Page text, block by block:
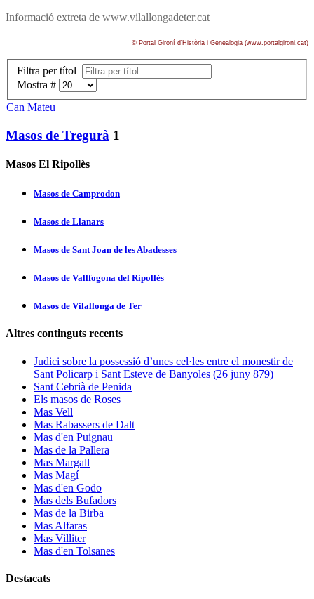
Informació extreta de www.vilallongadeter.cat
© Portal Gironí­ d'Història i Genealogia (www.portalgironi.cat)
Filtra per títol
Mostra #
Can Mateu
Masos de Tregurà 1
Masos El Ripollès
Masos de Camprodon
Masos de Llanars
Masos de Sant Joan de les Abadesses
Masos de Vallfogona del Ripollès
Masos de Vilallonga de Ter
Altres continguts recents
Judici sobre la possessió d’unes cel·les entre el monestir de
Sant Policarp i Sant Esteve de Banyoles (26 juny 879)
Sant Cebrià de Penida
Els masos de Roses
Mas Vell
Mas Rabassers de Dalt
Mas d'en Puignau
Mas de la Pallera
Mas Margall
Mas Magí
Mas d'en Godo
Mas dels Bufadors
Mas de la Birba
Mas Alfaras
Mas Villiter
Mas d'en Tolsanes
Destacats